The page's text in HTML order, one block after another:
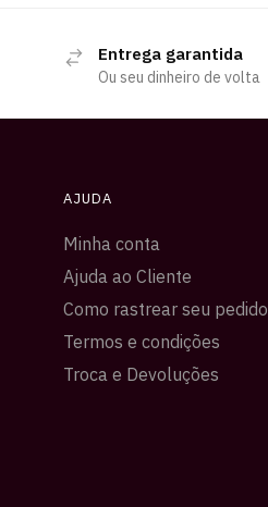
Entrega garantida
Ou seu dinheiro de volta
AJUDA
Minha conta
Ajuda ao Cliente
Como rastrear seu pedido
Termos e condições
Troca e Devoluções